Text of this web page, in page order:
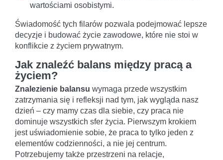
wartościami osobistymi.
Świadomość tych filarów pozwala podejmować lepsze
decyzje i budować życie zawodowe, które nie stoi w
konflikcie z życiem prywatnym.
Jak znaleźć balans między pracą a
życiem?
Znalezienie balansu wymaga przede wszystkim
zatrzymania się i refleksji nad tym, jak wygląda nasz
dzień – czy mamy czas dla siebie, czy praca nie
dominuje wszystkich sfer życia. Pierwszym krokiem
jest uświadomienie sobie, że praca to tylko jeden z
elementów codzienności, a nie jej centrum.
Potrzebujemy także przestrzeni na relacje,